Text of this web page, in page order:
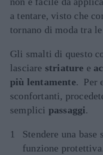
a tentare, visto che
tornano di moda tra le
Gli smalti di questo
lasciare striature e
più lentamente. Per
sconfortanti,
semplici passaggi.
Stendere una base
funzione